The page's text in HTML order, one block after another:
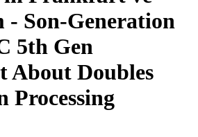
- Son-Generation
5th Gen
About Doubles
Processing